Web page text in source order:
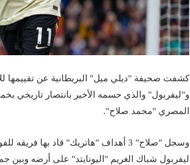
كشفت صحيفة "ديلي ميل" البريطانية عن تقييمها
و"ليفربول" والذي حسمه الأخير بانتصار تاريخي
المصري "محمد صلاح".
وسجل "صلاح" 3 أهداف "هاتريك" قاد بها